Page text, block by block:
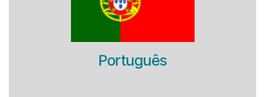
Português